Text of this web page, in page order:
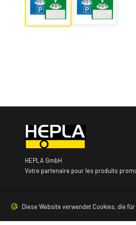
HEPLA GmbH
Votre partenaire pour les produits
Diese Website verwendet Cookies, die